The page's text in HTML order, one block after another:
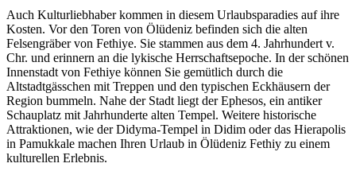
Auch Kulturliebhaber kommen in diesem Urlaubsparadies auf ihre
Kosten. Vor den Toren von Ölüdeniz befinden sich die alten
Felsengräber von Fethiye. Sie stammen aus dem 4. Jahrhundert v.
Chr. und erinnern an die lykische Herrschaftsepoche. In der schönen
Innenstadt von Fethiye können Sie gemütlich durch die
Altstadtgässchen mit Treppen und den typischen Eckhäusern der
Region bummeln. Nahe der Stadt liegt der Ephesos, ein antiker
Schauplatz mit Jahrhunderte alten Tempel. Weitere historische
Attraktionen, wie der Didyma-Tempel in Didim oder das Hierapolis
in Pamukkale machen Ihren Urlaub in Ölüdeniz Fethiy zu einem
kulturellen Erlebnis.